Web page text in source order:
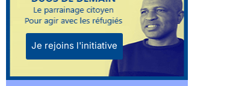
Je rejoins l'initiative